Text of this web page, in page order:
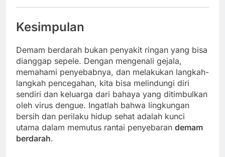
Kesimpulan
Demam berdarah bukan penyakit ringan yang bisa
dianggap sepele. Dengan mengenali gejala,
memahami penyebabnya, dan melakukan langkah-
langkah pencegahan, kita bisa melindungi diri
sendiri dan keluarga dari bahaya yang ditimbulkan
oleh virus dengue. Ingatlah bahwa lingkungan
bersih dan perilaku hidup sehat adalah kunci
utama dalam memutus rantai penyebaran demam
berdarah.